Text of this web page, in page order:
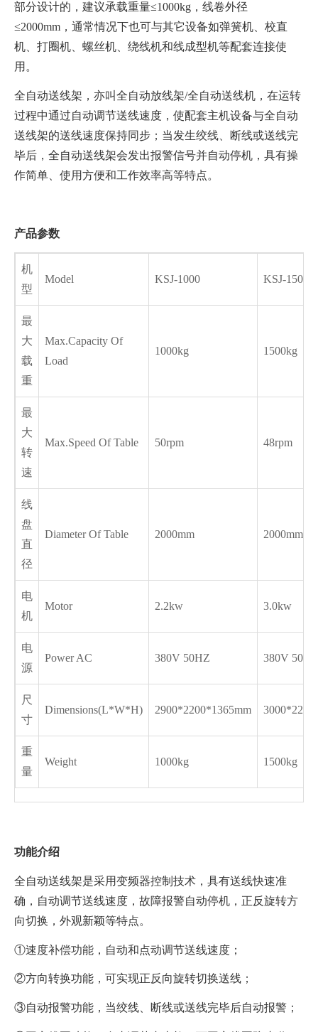
部分设计的，建议承载重量≤1000kg，线卷外径
≤2000mm，通常情况下也可与其它设备如弹簧机、校直
机、打圈机、螺丝机、绕线机和线成型机等配套连接使
用。
全自动送线架，亦叫全自动放线架/全自动送线机，在运转
过程中通过自动调节送线速度，使配套主机设备与全自动
送线架的送线速度保持同步；当发生绞线、断线或送线完
毕后，全自动送线架会发出报警信号并自动停机，具有操
作简单、使用方便和工作效率高等特点。
产品参数
机
型
Model KSJ-1000 KSJ-1500
最
大
载
重
Max.Capacity Of
Load
1000kg 1500kg
最
大
转
速
Max.Speed Of Table 50rpm 48rpm
线
盘
直
径
Diameter Of Table 2000mm 2000mm
电
机
Motor 2.2kw 3.0kw
电
源
Power AC 380V 50HZ 380V 50HZ
尺
寸
Dimensions(L*W*H) 2900*2200*1365mm
重
量
Weight 1000kg 1500kg
功能介绍
全自动送线架是采用变频器控制技术，具有送线快速准
确，自动调节送线速度，故障报警自动停机，正反旋转方
向切换，外观新颖等特点。
①速度补偿功能，自动和点动调节送线速度；
②方向转换功能，可实现正反向旋转切换送线；
③自动报警功能，当绞线、断线或送线完毕后自动报警；